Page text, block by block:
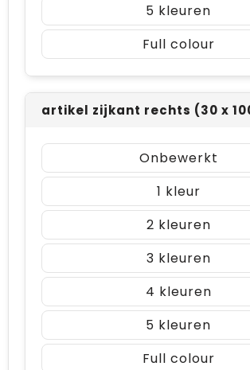
5
Full colour
artikel zijkant rechts (30 x
Onbewerkt
1
2
3
4
5
Full colour